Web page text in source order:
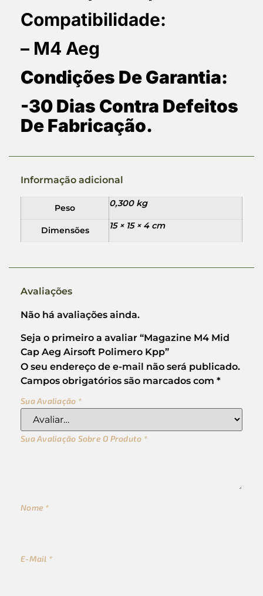
Compatibilidade:
– M4 Aeg
Condições De Garantia:
-30 Dias Contra Defeitos
De Fabricação.
Informação adicional
Peso 0,300 kg
Dimensões 15 × 15 × 4 cm
Avaliações
Não há avaliações ainda.
Seja o primeiro a avaliar “Magazine M4 Mid
Cap Aeg Airsoft Polimero Kpp”
O seu endereço de e-mail não será publicado.
Campos obrigatórios são marcados com *
Sua Avaliação *
Sua Avaliação Sobre O Produto *
Nome *
E-Mail *